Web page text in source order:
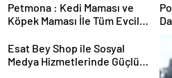
Petmona : Kedi Maması ve
Köpek Maması İle Tüm Evcil
Esat Bey Shop ile Sosyal
Medya Hizmetlerinde Güçlü